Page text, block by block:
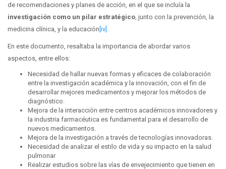
de recomendaciones y planes de acción, en el que se incluía la
investigación como un pilar estratégico , junto con la prevención, la
medicina clínica, y la educación [iv]
En este documento, resaltaba la importancia de abordar varios
aspectos, entre ellos:
Necesidad de hallar nuevas formas y eficaces de colaboración
entre la investigación académica y la innovación, con el fin de
desarrollar mejores medicamentos y mejorar los métodos de
diagnóstico.
Mejora de la interacción entre centros académicos innovadores y
la industria farmacéutica es fundamental para el desarrollo de
nuevos medicamentos.
Mejora de la investigación a través de tecnologías innovadoras.
Necesidad de analizar el estilo de vida y su impacto en la salud
pulmonar
Realizar estudios sobre las vías de envejecimiento que tienen en